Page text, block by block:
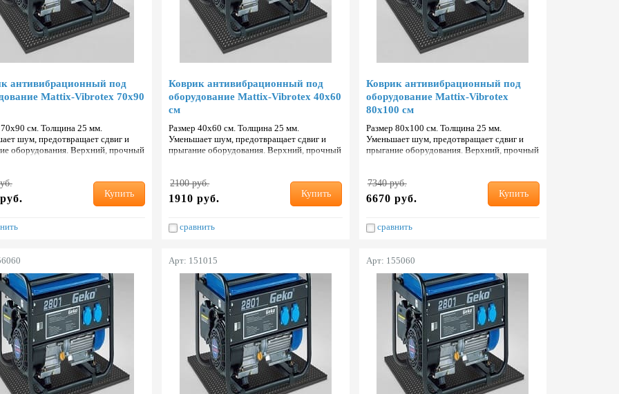
антивибрационный под
Mattix-Vibrotex 70х90
70х90 см. Толщина 25 мм.
шум, предотвращает сдвиг и
оборудования. Верхний, прочный
Купить
Коврик антивибрационный под
оборудование Mattix-Vibrotex 40х60
см
Размер 40х60 см. Толщина 25 мм.
Уменьшает шум, предотвращает сдвиг и
прыгание оборудования. Верхний, прочный
2100 руб.
1910 руб. Купить
сравнить
Коврик антивибрационный под
оборудование Mattix-Vibrotex
80х100 см
Размер 80х100 см. Толщина 25 мм.
Уменьшает шум, предотвращает сдвиг и
прыгание оборудования. Верхний, прочный
7340 руб.
6670 руб. Купить
сравнить
Арт: 151015 Арт: 155060